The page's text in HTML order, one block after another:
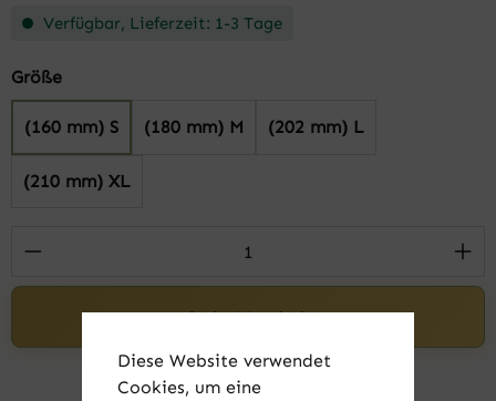
Verfügbar, Lieferzeit: 1-3 Tage
Größeauswählen
(160 mm) S (180 mm) M (202 mm) L
(210 mm) XL
Produkt Anzahl: Gib den gewünschten
In den Warenkorb
Diese Website verwendet
Cookies, um eine